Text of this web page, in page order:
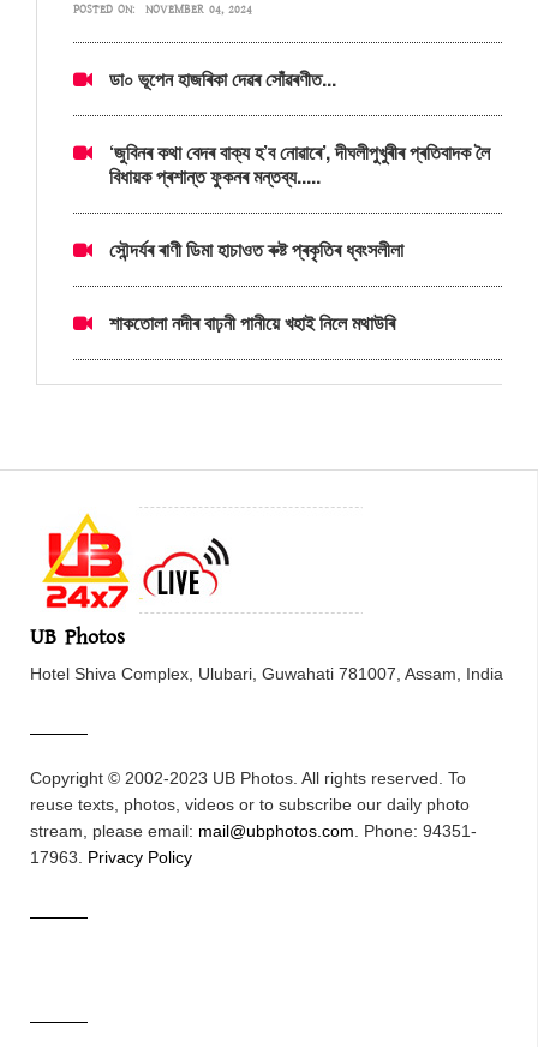
POSTED ON: NOVEMBER 04, 2024
ডা০ ভূপেন হাজৰিকা দেৱৰ সোঁৱৰণীত...
‘জুবিনৰ কথা বেদৰ বাক্য হ’ব নোৱাৰে’, দীঘলীপুখুৰীৰ প্ৰতিবাদক লৈ
বিধায়ক প্ৰশান্ত ফুকনৰ মন্তব্য.....
সৌন্দৰ্যৰ ৰাণী ডিমা হাচাওত ৰুষ্ট প্ৰকৃতিৰ ধ্বংসলীলা
শাকতোলা নদীৰ বাঢ়নী পানীয়ে খহাই নিলে মথাউৰি
UB Photos
Hotel Shiva Complex, Ulubari, Guwahati 781007, Assam, India
Copyright © 2002-2023 UB Photos. All rights reserved. To
reuse texts, photos, videos or to subscribe our daily photo
stream, please email: mail@ubphotos.com . Phone: 94351-
17963. Privacy Policy